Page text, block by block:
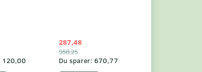
120,00
287,48
958,25
Du sparer: 670,77